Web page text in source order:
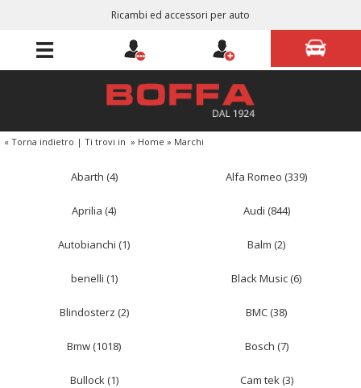
Ricambi ed accessori per auto
« Torna indietro | Ti trovi in » Home » Marchi
Abarth (4) Alfa Romeo (339)
Aprilia (4) Audi (844)
Autobianchi (1) Balm (2)
benelli (1) Black Music (6)
Blindosterz (2) BMC (38)
Bmw (1018) Bosch (7)
Bullock (1) Cam tek (3)